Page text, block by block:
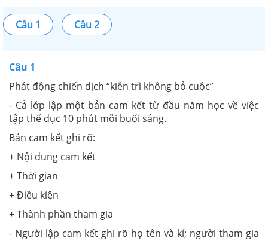
Câu 1 Câu 2
Câu 1
Phát động chiến dịch “kiên trì không bỏ cuộc”
- Cả lớp lập một bản cam kết từ đầu năm học về việc
tập thể dục 10 phút mỗi buổi sáng.
Bản cam kết ghi rõ:
+ Nội dung cam kết
+ Thời gian
+ Điều kiện
+ Thành phần tham gia
- Người lập cam kết ghi rõ họ tên và kí; người tham gia